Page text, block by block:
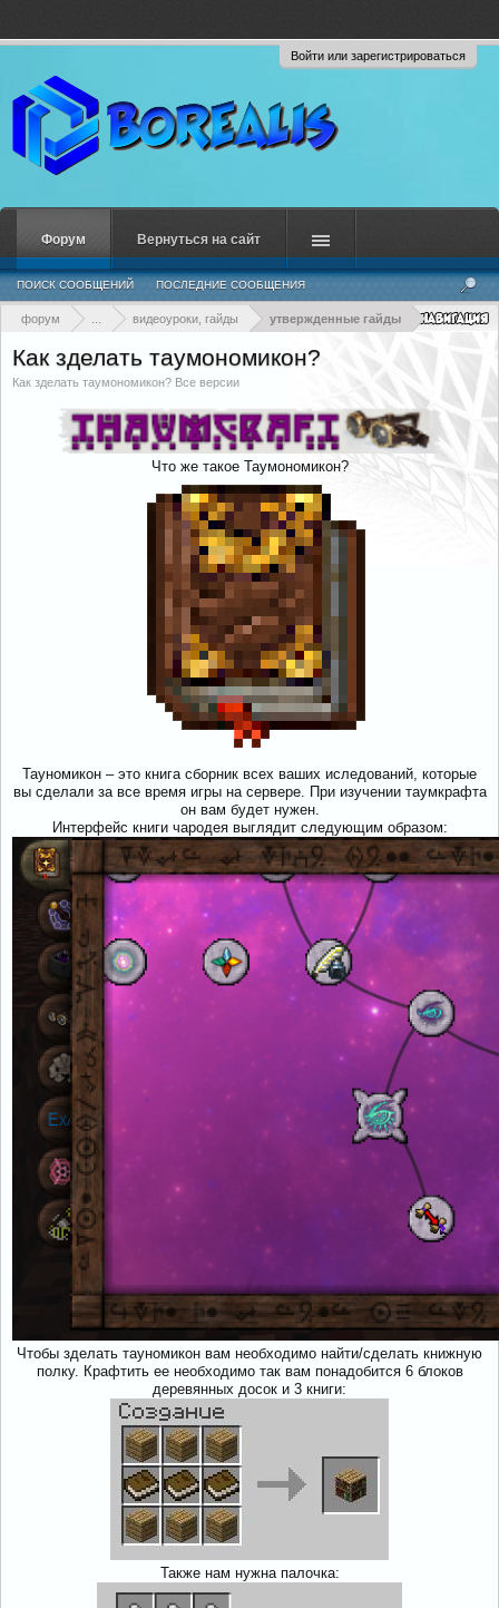
Войти или зарегистрироваться
форум видеоуроки, гайды утвержденные гайды
Как зделать таумономикон?
Как зделать таумономикон? Все версии
Что же такое Таумономикон?
Тауномикон – это книга сборник всех ваших иследований, которые
вы сделали за все время игры на сервере. При изучении таумкрафта
он вам будет нужен.
Интерфейс книги чародея выглядит следующим образом:
Чтобы зделать тауномикон вам необходимо найти/сделать книжную
полку. Крафтить ее необходимо так вам понадобится 6 блоков
деревянных досок и 3 книги:
Также нам нужна палочка:
Форум
ПОИСК СООБЩЕНИЙ ПОСЛЕДНИЕ СООБЩЕНИЯ
Вернуться на сайт